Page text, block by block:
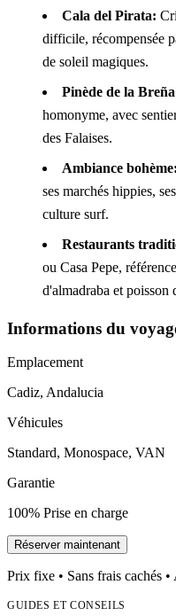
Cala del Pirata:
difficile, récompensée
de soleil magiques.
Pinède de la
homonyme, avec
des Falaises.
Ambiance bohème:
ses marchés hippies,
culture surf.
Restaurants
ou Casa Pepe,
d'almadraba et poisson
Informations du
Emplacement
Cadiz, Andalucia
Véhicules
Standard, Monospace, VAN
Garantie
100% Prise en charge
Réserver maintenant
Prix fixe • Sans frais cachés
GUIDES ET CONSEILS